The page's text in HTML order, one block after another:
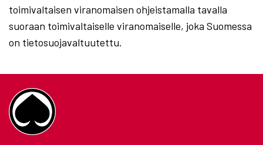
toimivaltaisen viranomaisen ohjeistamalla tavalla
suoraan toimivaltaiselle viranomaiselle, joka Suomessa
on tietosuojavaltuutettu.